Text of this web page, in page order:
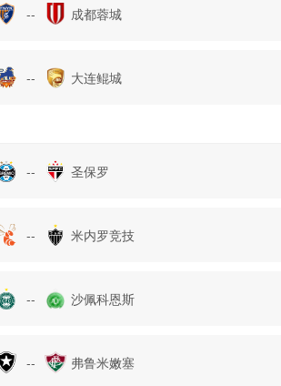
-- 成都蓉城
-- 大连鲲城
-- 圣保罗
-- 米内罗竞技
-- 沙佩科恩斯
-- 弗鲁米嫩塞